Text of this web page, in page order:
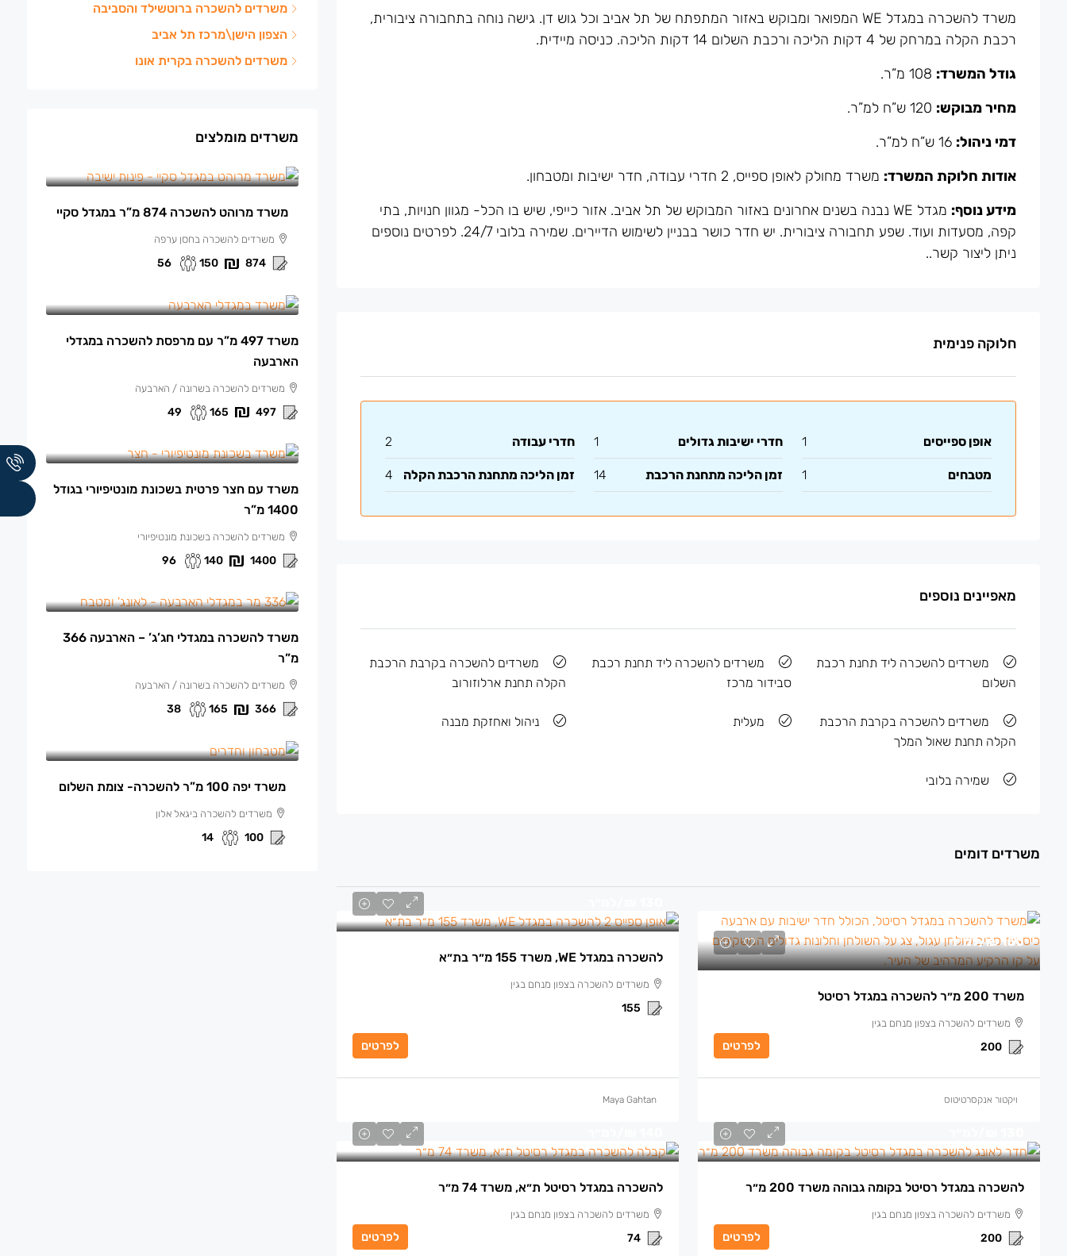
משרד להשכרה במגדל WE המפואר ומבוקש באזור המתפתח של תל אביב וכל גוש דן. גישה נוחה בתחבורה ציבורית,
רכבת הקלה במרחק של 4 דקות הליכה ורכבת השלום 14 דקות הליכה. כניסה מיידית.
גודל המשרד:
מחיר מבוקש:
דמי ניהול:
אודות חלוקת המשרד: משרד מחולק לאופן ספייס, 2 חדרי עבודה, חדר ישיבות ומטבחון.
מידע נוסף:
מגדל WE נבנה בשנים אחרונים באזור המבוקש של תל אביב. אזור כייפי, שיש בו הכל- מגוון חנויות, בתי
קפה, מסעדות ועוד. שפע תחבורה ציבורית. יש חדר כושר בבניין לשימוש הדיירים. שמירה בלובי 24/7. לפרטים נוספים
ניתן ליצור קשר..
חלוקה פנימית
אופן ספייסים 1 חדרי ישיבות גדולים 1 חדרי עבודה 2
מטבחים 1 זמן הליכה מתחנת הרכבת 14 זמן הליכה מתחנת הרכבת הקלה 4
מאפיינים נוספים
משרדים להשכרה ליד תחנת רכבת
השלום
משרדים להשכרה ליד תחנת רכבת
סבידור מרכז
משרדים להשכרה בקרבת הרכבת
הקלה תחנת ארלוזורוב
משרדים להשכרה בקרבת הרכבת
הקלה תחנת שאול המלך
מעלית ניהול ואחזקת מבנה
שמירה בלובי
משרדים דומים
150 ₪ /למ״ר
משרד 200 מ״ר להשכרה במגדל רסיטל
משרדים להשכרה בצפון מנחם בגין
200 לפרטים
ויקטור אנקסרטיטוס
להשכרה במגדל WE, משרד 155 מ״ר בת״א
משרדים להשכרה בצפון מנחם בגין
155
לפרטים
Maya Gahtan
להשכרה במגדל רסיטל בקומה גבוהה משרד 200 מ״ר
משרדים להשכרה בצפון מנחם בגין
200 לפרטים
להשכרה במגדל רסיטל ת״א, משרד 74 מ״ר
משרדים להשכרה בצפון מנחם בגין
74 לפרטים
משרדים להשכרה ברוטשילד והסביבה
הצפון הישן\מרכז תל אביב
משרדים להשכרה בקרית אונו
משרדים מומלצים
משרד מרוהט להשכרה 874 מ”ר במגדל סקיי
משרדים להשכרה בחסן ערפה
874
150
56
משרד 497 מ”ר עם מרפסת להשכרה במגדלי
הארבעה
משרדים להשכרה בשרונה / הארבעה
497
165
49
משרד עם חצר פרטית בשכונת מונטיפיורי בגודל
1400 מ”ר
משרדים להשכרה בשכונת מונטיפיורי
1400
140
96
משרד להשכרה במגדלי חג’ג’ – הארבעה 366
מ”ר
משרדים להשכרה בשרונה / הארבעה
366
165
38
משרד יפה 100 מ”ר להשכרה- צומת השלום
משרדים להשכרה ביגאל אלון
100
14